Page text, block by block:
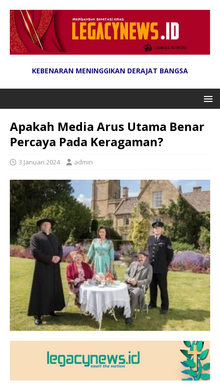
KEBENARAN MENINGGIKAN DERAJAT BANGSA
Apakah Media Arus Utama Benar
Percaya Pada Keragaman?
3 Januari 2024 admin